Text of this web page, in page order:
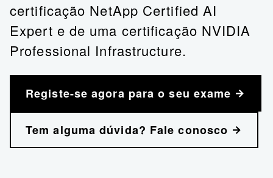
certificação NetApp Certified AI
Expert e de uma certificação NVIDIA
Professional Infrastructure.
Registe-se agora para o seu exame
Tem alguma dúvida? Fale conosco